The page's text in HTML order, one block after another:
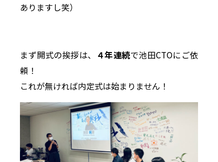
ありますし笑）
まず開式の挨拶は、 ４年連続で池田CTOにご依
頼！
これが無ければ内定式は始まりません！